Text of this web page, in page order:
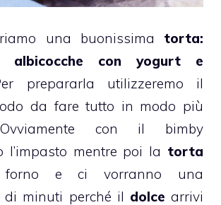
una buonissima torta:
albicocche con yogurt e
prepararla utilizzeremo il
da fare tutto in modo più
Ovviamente con il bimby
l’impasto mentre poi la torta
e ci vorranno una
minuti perché il dolce arrivi